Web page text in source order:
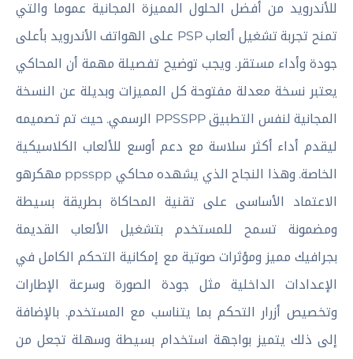
للأندرويد من أفضل الحلول المميزة المجانية عموما والتي
تمنح تجربة تشغيل ألعاب PSP على الهواتف الأندرويد بأعلى
جودة وأداء مستقر. ويجب توضيح تفصيلة مهمة أن المحاكي
يعتبر نسخة معدلة مفتوحة كل المميزات وبديلة عن النسخة
المجانية لنفس التطبيق PPSSPP الرسمي. حيث تم تصميمه
ليقدم أداء أكثر سلاسة مع دعم أوسع للألعاب الكلاسيكية
الخاصة. وهذا النجاح الذي يشهده محاكي ppsspp مهكرهو
الاعتماد الأساسى على تقنية المحاكاة بطريقة بسيطة
ومضمونة تسمح للمستخدم بتشغيل الألعاب القديمة
بجرافيك مميز ومؤثرات صوتية مع إمكانية التحكم الكامل في
الإعدادات الداخلية مثل جودة الصورة وسرعة الإطارات
وتخصيص أزرار التحكم بما يتناسب مع المستخدم. بالإضافة
إلى ذلك يتميز بواجهة استخدام بسيطة وسهلة تجعل من